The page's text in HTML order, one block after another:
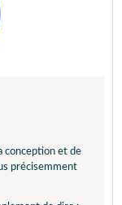
conception et de
précisemment